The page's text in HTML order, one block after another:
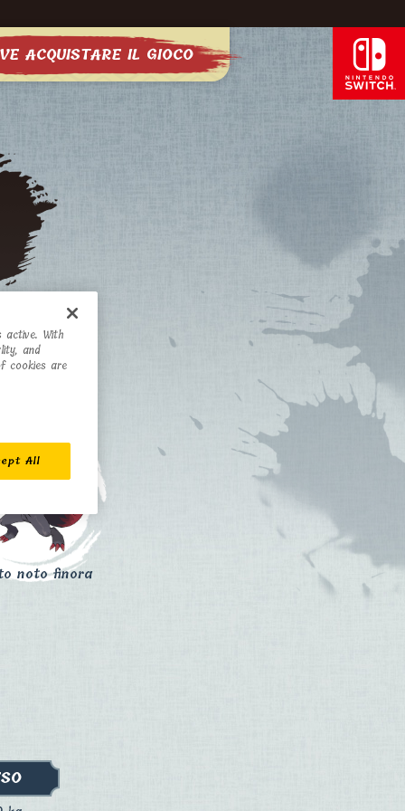
ACQUISTARE IL GIOCO
noto finora
active. With
and
cookies are
All